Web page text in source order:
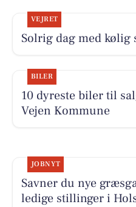
VEJRET
Solrig dag med
BILER
10 dyreste biler til
Vejen Kommune
JOBNYT
Savner du nye
ledige stillinger i